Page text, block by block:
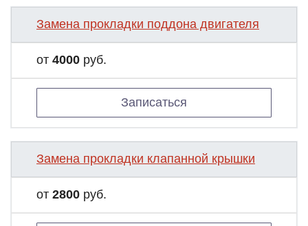
Замена прокладки поддона двигателя
от 4000 руб.
Записаться
Замена прокладки клапанной крышки
от 2800 руб.